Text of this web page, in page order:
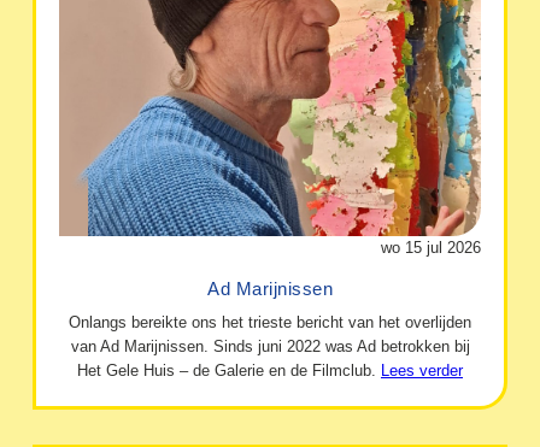
wo 15 jul 2026
Ad Marijnissen
Onlangs bereikte ons het trieste bericht van het overlijden
van Ad Marijnissen. Sinds juni 2022 was Ad betrokken bij
Het Gele Huis – de Galerie en de Filmclub. Lees verder